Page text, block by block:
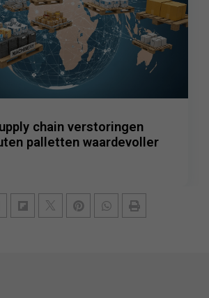
chain verstoringen
palletten waardevoller